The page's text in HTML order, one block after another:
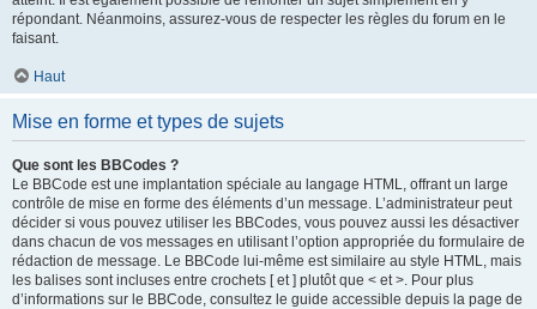
répondant. Néanmoins, assurez-vous de respecter les règles du forum en le
faisant.
Haut
Mise en forme et types de sujets
Que sont les BBCodes ?
Le BBCode est une implantation spéciale au langage HTML, offrant un large
contrôle de mise en forme des éléments d’un message. L’administrateur peut
décider si vous pouvez utiliser les BBCodes, vous pouvez aussi les désactiver
dans chacun de vos messages en utilisant l’option appropriée du formulaire de
rédaction de message. Le BBCode lui-même est similaire au style HTML, mais
les balises sont incluses entre crochets [ et ] plutôt que < et >. Pour plus
d’informations sur le BBCode, consultez le guide accessible depuis la page de